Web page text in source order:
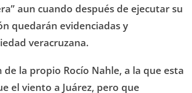
aun cuando después de ejecutar su
quedarán evidenciadas y
veracruzana.
la propio Rocío Nahle, a la que esta
el viento a Juárez, pero que